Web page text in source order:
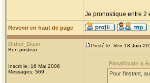
Je pronostique entre 2
Revenir en haut de page
Didier_Daan
Bon posteur
Inscrit le: 16 Mai 2006
Messages: 569
Posté le: Ven 18 Juin
Panafricain a
Pour l'instant,